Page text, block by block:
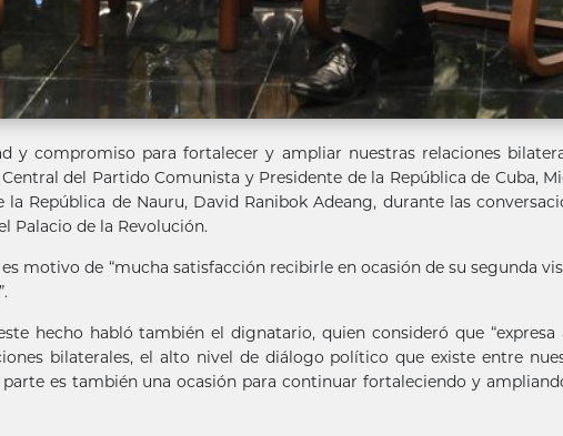
y compromiso para fortalecer y ampliar nuestras relaciones
del Partido Comunista y Presidente de la República de Cuba,
República de Nauru, David Ranibok Adeang, durante las
Palacio de la Revolución.
motivo de “mucha satisfacción recibirle en ocasión de su segunda
hecho habló también el dignatario, quien consideró que “expresa
bilaterales, el alto nivel de diálogo político que existe entre
es también una ocasión para continuar fortaleciendo y